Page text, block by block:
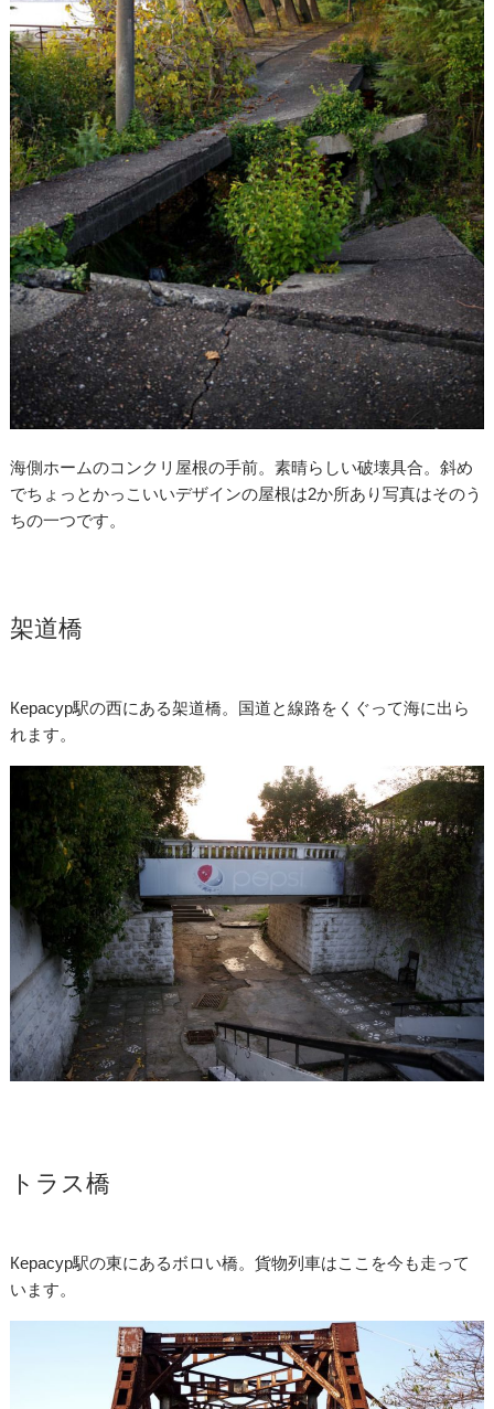
海側ホームのコンクリ屋根の手前。素晴らしい破壊具合。斜め
でちょっとかっこいいデザインの屋根は2か所あり写真はそのう
ちの一つです。
架道橋
Керасур駅の西にある架道橋。国道と線路をくぐって海に出ら
れます。
トラス橋
Керасур駅の東にあるボロい橋。貨物列車はここを今も走って
います。